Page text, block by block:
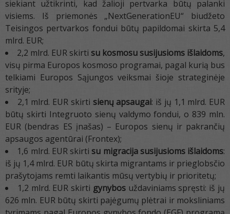
siekiant užtikrinti, kad žalioji pertvarka būtų palanki
visiems. Iš priemonės „NextGenerationEU“ biudžeto
Teisingos pertvarkos fondui būtų papildomai skirta 5,4
mlrd. EUR;
2,2 mlrd. EUR skirti su kosmosu susijusioms išlaidoms,
visų pirma Europos kosmoso programai, pagal kurią bus
telkiami Europos Sąjungos veiksmai šioje strateginėje
srityje;
2,1 mlrd. EUR skirti sienų apsaugai: iš jų 1,1 mlrd. EUR
būtų skirti Integruoto sienų valdymo fondui, o 839 mln.
EUR (bendras ES įnašas) – Europos sienų ir pakrančių
apsaugos agentūrai (Frontex);
1,6 mlrd. EUR skirti su migracija susijusioms išlaidoms:
iš jų 1,4 mlrd. EUR būtų skirta migrantams ir prieglobsčio
prašytojams remti laikantis mūsų vertybių ir prioritetų;
1,2 mlrd. EUR skirti gynybos uždaviniams spręsti: iš jų
626 mln. EUR būtų skirti pajėgumų plėtrai ir moksliniams